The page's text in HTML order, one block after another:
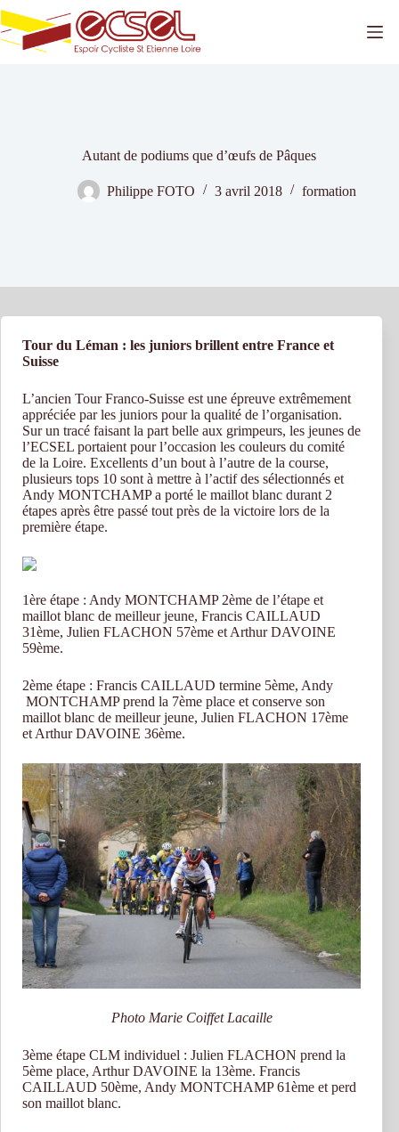
Passer
au
contenu
Autant de podiums que d’œufs de Pâques
Philippe FOTO 3 avril 2018 formation
Tour du Léman : les juniors brillent entre France et
Suisse
L’ancien Tour Franco-Suisse est une épreuve extrêmement
appréciée par les juniors pour la qualité de l’organisation.
Sur un tracé faisant la part belle aux grimpeurs, les jeunes de
l’ECSEL portaient pour l’occasion les couleurs du comité
de la Loire. Excellents d’un bout à l’autre de la course,
plusieurs tops 10 sont à mettre à l’actif des sélectionnés et
Andy MONTCHAMP a porté le maillot blanc durant 2
étapes après être passé tout près de la victoire lors de la
première étape.
1ère étape : Andy MONTCHAMP 2ème de l’étape et
maillot blanc de meilleur jeune, Francis CAILLAUD
31ème, Julien FLACHON 57ème et Arthur DAVOINE
59ème.
2ème étape : Francis CAILLAUD termine 5ème, Andy
MONTCHAMP prend la 7ème place et conserve son
maillot blanc de meilleur jeune, Julien FLACHON 17ème
et Arthur DAVOINE 36ème.
Photo Marie Coiffet Lacaille
3ème étape CLM individuel : Julien FLACHON prend la
5ème place, Arthur DAVOINE la 13ème. Francis
CAILLAUD 50ème, Andy MONTCHAMP 61ème et perd
son maillot blanc.